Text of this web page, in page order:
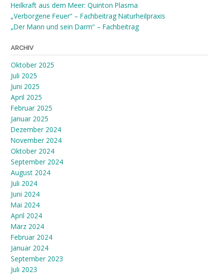
Heilkraft aus dem Meer: Quinton Plasma
„Verborgene Feuer“ – Fachbeitrag Naturheilpraxis
„Der Mann und sein Darm“ – Fachbeitrag
ARCHIV
Oktober 2025
Juli 2025
Juni 2025
April 2025
Februar 2025
Januar 2025
Dezember 2024
November 2024
Oktober 2024
September 2024
August 2024
Juli 2024
Juni 2024
Mai 2024
April 2024
März 2024
Februar 2024
Januar 2024
September 2023
Juli 2023